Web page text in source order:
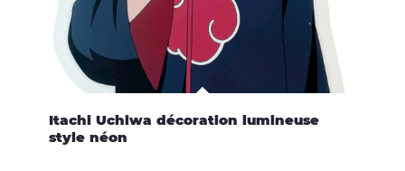
Itachi Uchiwa décoration lumineuse
style néon